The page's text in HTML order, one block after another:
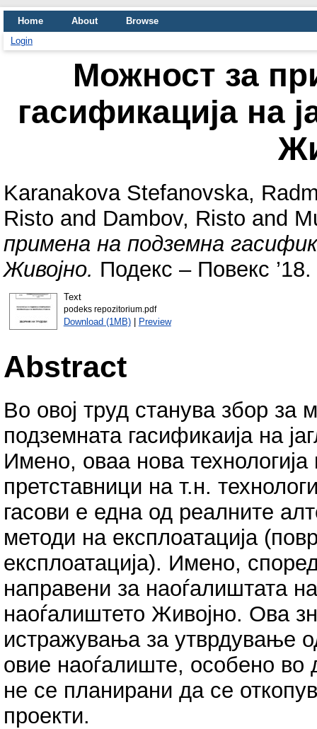
Home About
Browse
Login
Можност за
гасификација на
Karanakova Stefanovska,
Risto and Dambov, Risto and
примена на подземна
Живојно. Подекс – Повекс
Text
podeks repozitorium.pdf
Download (1MB)| Preview
Abstract
Во овој труд станува збор
подземната гасификаија на
Имено, оваа нова
претставници на т.н.
гасови е една од реалните
методи на експлоатација
експлоатација). Имено,
направени за наоѓалиштата
наоѓалиштето Живојно. Ова
истражувања за утврдување
овие наоѓалиште, особено во
не се планирани да се
проекти.